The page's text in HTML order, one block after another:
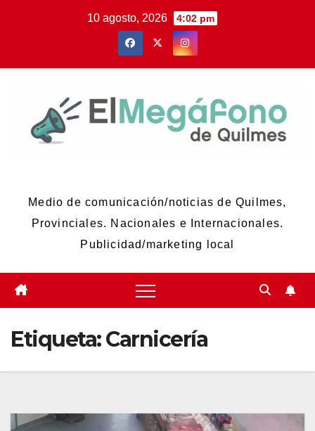
10 agosto, 2026 4:02 pm
Medio de comunicación/noticias de Quilmes,
Provinciales. Nacionales e Internacionales.
Publicidad/marketing local
Etiqueta:Carnicería